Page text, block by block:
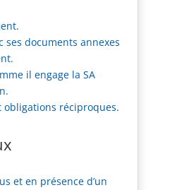
ses documents annexes
il engage la SA
obligations réciproques.
et en présence d’un